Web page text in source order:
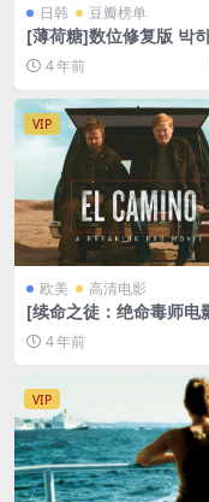
日韩 豆瓣榜单
[薄荷糖]数位修复版 박
(1999)[百度网盘+夸克
+迅雷云盘资源1080P超
删减][MP4/8.4GB][韩
4 年前
VIP
欧美 高清电影
[续命之徒：绝命毒师电
Camino: A Breaking
ovie (2019)[百度网盘+
4/7GB][中英字幕]
4 年前
VIP